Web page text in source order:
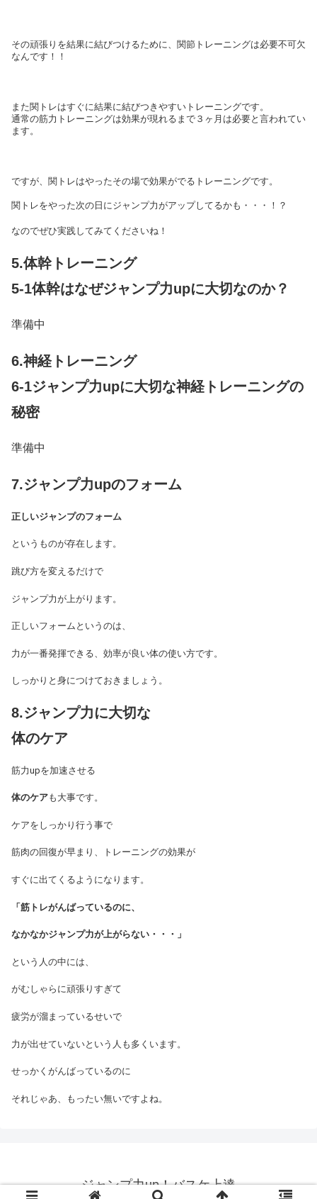
その頑張りを結果に結びつけるために、関節トレーニングは必要不可欠
なんです！！
また関トレはすぐに結果に結びつきやすいトレーニングです。
通常の筋力トレーニングは効果が現れるまで３ヶ月は必要と言われてい
ます。
ですが、関トレはやったその場で効果がでるトレーニングです。
関トレをやった次の日にジャンプ力がアップしてるかも・・・！？
なのでぜひ実践してみてくださいね！
5.体幹トレーニング
5-1体幹はなぜジャンプ力upに大切なのか？
準備中
6.神経トレーニング
6-1ジャンプ力upに大切な神経トレーニングの
秘密
準備中
7.ジャンプ力upのフォーム
正しいジャンプのフォーム
というものが存在します。
跳び方を変えるだけで
ジャンプ力が上がります。
正しいフォームというのは、
力が一番発揮できる、効率が良い体の使い方です。
しっかりと身につけておきましょう。
8.ジャンプ力に大切な
体のケア
筋力upを加速させる
体のケアも大事です。
ケアをしっかり行う事で
筋肉の回復が早まり、トレーニングの効果が
すぐに出てくるようになります。
「筋トレがんばっているのに、
なかなかジャンプ力が上がらない・・・」
という人の中には、
がむしゃらに頑張りすぎて
疲労が溜まっているせいで
力が出せていないという人も多くいます。
せっかくがんばっているのに
それじゃあ、もったい無いですよね。
ジャンプ力up！バスケ上達